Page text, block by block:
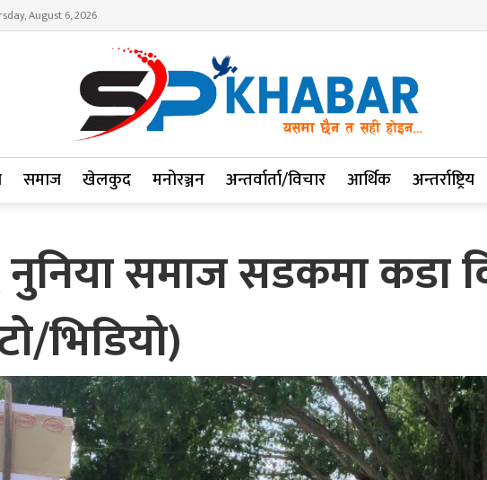
August 6, 2026
समाज खेलकुद मनोरञ्जन अन्तर्वार्ता/विचार आर्थिक अन्तर्राष्ट्रिय
समाज सडकमा कडा
भिडियो)